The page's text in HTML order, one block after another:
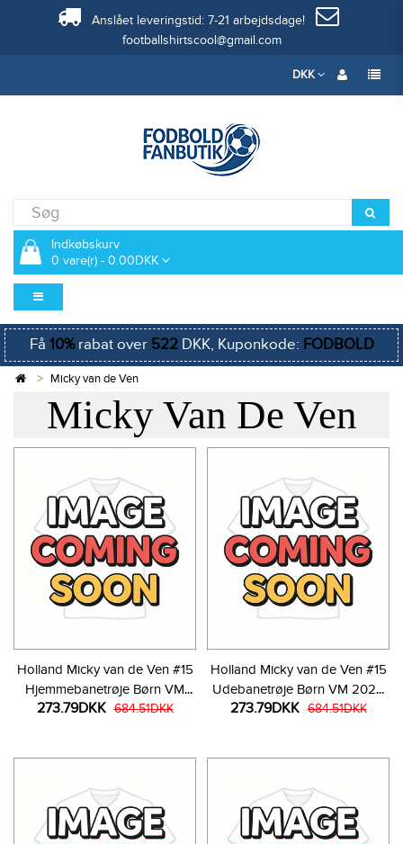
Anslået leveringstid: 7-21 arbejdsdage!
footballshirtscool@gmail.com
DKK
Indkøbskurv
0 vare(r) - 0.00DKK
Få 10%rabat over 522DKK, Kuponkode: FODBOLD
Micky van de Ven
Micky Van De Ven
Holland Micky van de Ven #15
Hjemmebanetrøje Børn VM
2026 Kortærmet (+ Korte
273.79DKK 684.51DKK
Holland Micky van de Ven #15
Udebanetrøje Børn VM 2026
Kortærmet (+ Korte bukser)
273.79DKK 684.51DKK